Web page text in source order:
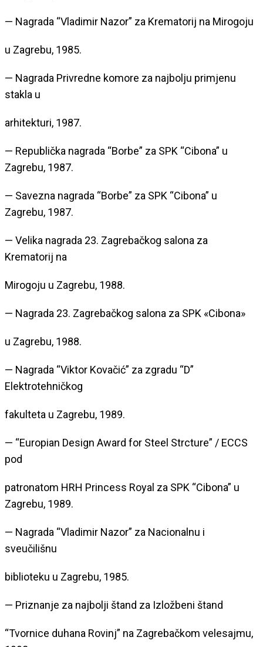
— Nagrada “Vladimir Nazor” za Krematorij na Mirogoju
u Zagrebu, 1985.
— Nagrada Privredne komore za najbolju primjenu
stakla u
arhitekturi, 1987.
— Republička nagrada “Borbe” za SPK “Cibona” u
Zagrebu, 1987.
— Savezna nagrada “Borbe” za SPK “Cibona” u
Zagrebu, 1987.
— Velika nagrada 23. Zagrebačkog salona za
Krematorij na
Mirogoju u Zagrebu, 1988.
— Nagrada 23. Zagrebačkog salona za SPK «Cibona»
u Zagrebu, 1988.
— Nagrada “Viktor Kovačić” za zgradu “D”
Elektrotehničkog
fakulteta u Zagrebu, 1989.
— “Europian Design Award for Steel Strcture” / ECCS
pod
patronatom HRH Princess Royal za SPK “Cibona” u
Zagrebu, 1989.
— Nagrada “Vladimir Nazor” za Nacionalnu i
sveučilišnu
biblioteku u Zagrebu, 1985.
— Priznanje za najbolji štand za Izložbeni štand
“Tvornice duhana Rovinj” na Zagrebačkom velesajmu,